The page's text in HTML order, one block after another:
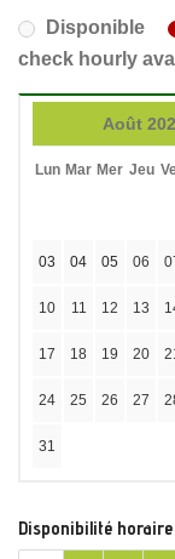
Disponible
check hourly
Août
Lun Mar Mer Jeu
03 04 05 06
10 11 12 13
17 18 19 20
24 25 26 27
31
Disponibilité